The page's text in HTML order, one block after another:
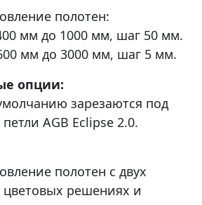
полотен:
мм до 1000 мм, шаг 50 мм.
мм до 3000 мм, шаг 5 мм.
опции:
зарезаются под
AGB Eclipse 2.0.
полотен с двух
цветовых решениях и